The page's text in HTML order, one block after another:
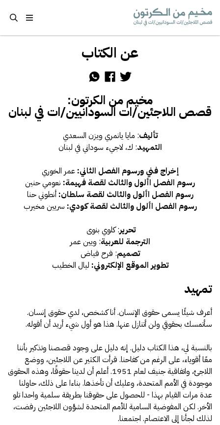
تجاوز إلى المحتوى الرئيسي
قصص اللاجئين/ات السودانيين/ات في لبنان
عن الكتاب
Share via Twitter
Share via Facebook
Share via WhatsApp
مخيم من الكرتون:
قصص اللاجئين/ات السودانيين/ات في لبنان
تأليف: مايا يانمري ويزن السعدي
التمهيد: ك، لاجيء سوداني في لبنان
إخراج فني ورسوم الفصل الثاني: عمر الخوري
رسوم الفصل األول والثالث لقصة فهيمة: نعومي حنين
رسوم الفصل األول والثالث لقصة سلطان: أنطوني حنا
رسوم الفصل األول والثالث لقصة كودي: سريين مخيرب
تحرير: كلوي بنوى
الترجمة للعربية: ويين عمر
تصميم: فرح فياض
تطوير الموقع الإلكتروني: ليال الخطيب
تمهيد
أعرف شيئًا يسمى حقوق الإنسان. أنا كشخص، لدي حقوق إنسان.
سأتمسك بحقوقي ولن أتنازل عنها. هذا هو أول شيء أريد أن أقوله.
بالنسبة لي، هذا الكتاب دليل. إنه دليل على وجود قصصنا وتذكير بأننا
معًا أقوياء، على الرغم من كفاحنا. قرأت الكثير عن اللاجئين، ووضع
اللاجئ، واتفاقية جنيف لعام 1951. أعلم أن لدينا حقوقًا، وهذه الحقوق
موجودة في الأمم المتحدة، وعليك أن تأخذها. بناءا على ذلك، حاولنا
عدة مرات القيام بهذا - للحصول على حقوقنا بطريقة سلمية واحدا تلو
الأخر. لكن المفوضية السامية للأمم المتحدة لشؤون اللاجئين رفضت،
لذلك لجأنا إلى الاعتصام. اجتمعنا.